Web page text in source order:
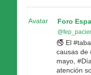
Avatar Foro
🚭 El
causas de
mayo,
atención